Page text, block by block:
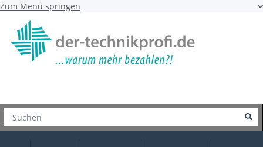
Zum Menü springen